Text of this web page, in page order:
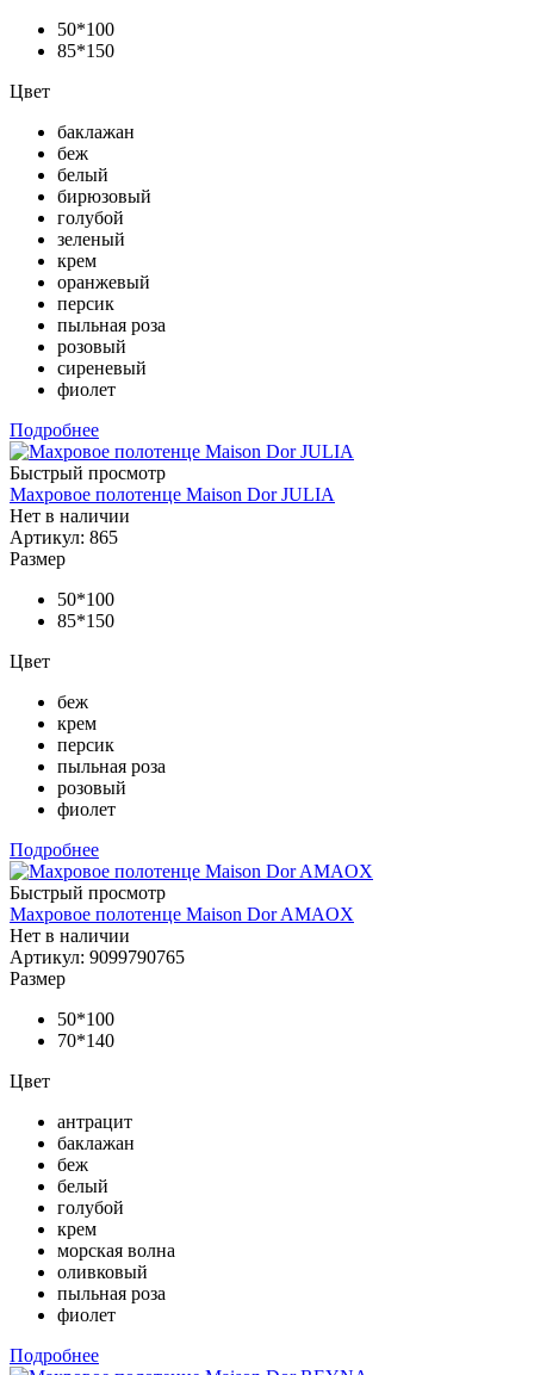
50*100
85*150
Цвет
баклажан
беж
белый
бирюзовый
голубой
зеленый
крем
оранжевый
персик
пыльная роза
розовый
сиреневый
фиолет
Подробнее
Быстрый просмотр
Махровое полотенце Maison Dor JULIA
Нет в наличии
Артикул: 865
Размер
50*100
85*150
Цвет
беж
крем
персик
пыльная роза
розовый
фиолет
Подробнее
Быстрый просмотр
Махровое полотенце Maison Dor AMAOX
Нет в наличии
Артикул: 9099790765
Размер
50*100
70*140
Цвет
антрацит
баклажан
беж
белый
голубой
крем
морская волна
оливковый
пыльная роза
фиолет
Подробнее